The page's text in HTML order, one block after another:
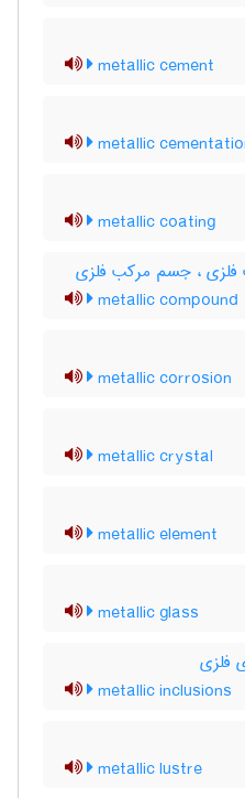
metallic cement
metallic
metallic coating
، جسم مرکب فلزی
metallic compound
metallic corrosion
metallic crystal
metallic element
metallic glass
فلزی
metallic inclusions
metallic lustre